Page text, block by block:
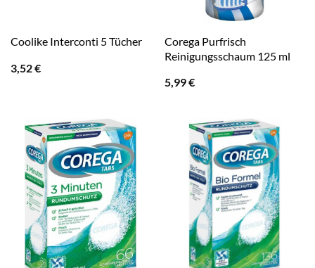
Coolike Interconti 5 Tücher
3,52€
Corega Purfrisch
Reinigungsschaum 125 ml
5,99€